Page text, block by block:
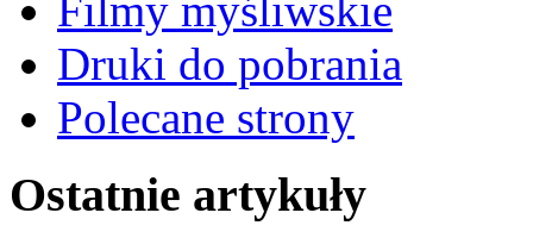
Druki do pobrania
Polecane strony
Ostatnie artykuły